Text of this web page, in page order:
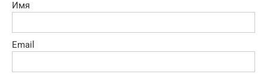
Имя
Email